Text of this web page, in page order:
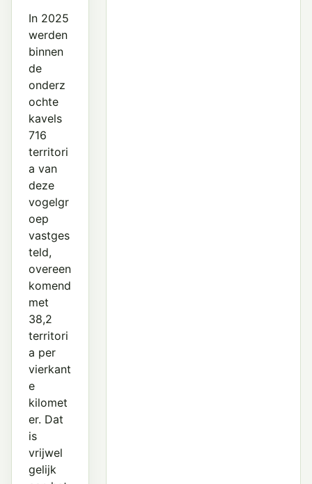
In 2025
werden
binnen
de
onderz
ochte
kavels
716
territori
a van
deze
vogelgr
oep
vastges
teld,
overeen
komend
met
38,2
territori
a per
vierkant
e
kilomet
er. Dat
is
vrijwel
gelijk